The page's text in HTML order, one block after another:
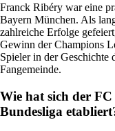
Franck Ribéry war eine
Bayern München. Als
zahlreiche Erfolge
Gewinn der Champions
Spieler in der Geschichte
Fangemeinde.
Wie hat sich der
Bundesliga